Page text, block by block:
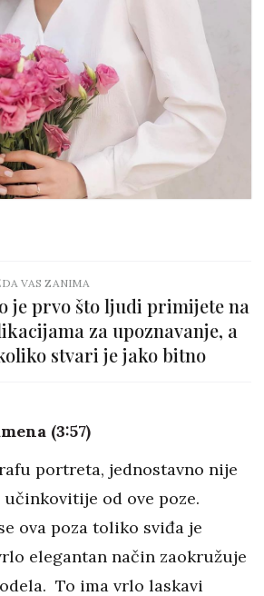
VAS ZANIMA
je prvo što ljudi primijete na
za upoznavanje, a
stvari je jako bitno
(3:57)
portreta, jednostavno nije
od ove poze.
ova poza toliko sviđa je
elegantan način zaokružuje
To ima vrlo laskavi